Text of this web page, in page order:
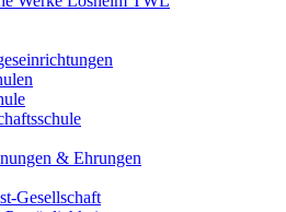
& Ehrungen
Gesellschaft